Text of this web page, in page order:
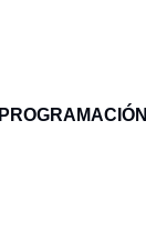
PROGRAMACIÓN